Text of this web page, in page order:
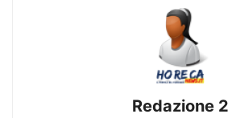
Redazione 2